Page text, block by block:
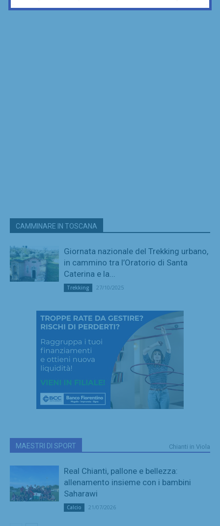
CAMMINARE IN TOSCANA
Giornata nazionale del Trekking urbano,
in cammino tra l’Oratorio di Santa
Caterina e la...
Trekking 27/10/2025
MAESTRI DI SPORT Chianti in Viola
Real Chianti, pallone e bellezza:
allenamento insieme con i bambini
Saharawi
Calcio 21/07/2026